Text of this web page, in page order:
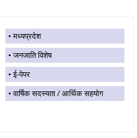
मध्यप्रदेश
जनजाति विशेष
ई-पेपर
वार्षिक सदस्यता / आर्थिक सहयोग